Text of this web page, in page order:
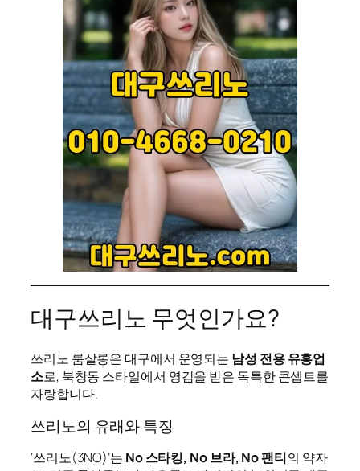
대구쓰리노 무엇인가요?
쓰리노 룸살롱은 대구에서 운영되는 남성 전용 유흥업
소로, 북창동 스타일에서 영감을 받은 독특한 콘셉트를
자랑합니다.
쓰리노의 유래와 특징
‘쓰리노(3NO)’는 No 스타킹, No 브라, No 팬티의 약자